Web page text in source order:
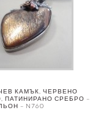
КАМЪК, ЧЕРВЕНО
ПАТИНИРАНО СРЕБРО –
– N760